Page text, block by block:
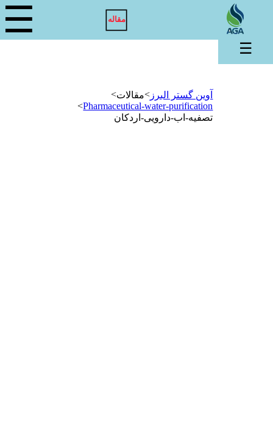
مقاله ☰
آوین گستر البرز >مقالات>
Pharmaceutical-water-purification
>
تصفیه-اب-دارویی-اردکان
☰